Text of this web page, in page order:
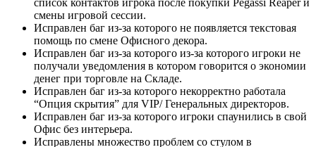
смены игровой сессии.
Исправлен баг из-за которого не появляется текстовая
помощь по смене Офисного декора.
Исправлен баг из-за которого из-за которого игроки не
получали уведомления в котором говорится о экономии
денег при торговле на Складе.
Исправлен баг из-за которого некорректно работала
“Опция скрытия” для VIP/ Генеральных директоров.
Исправлен баг из-за которого игроки спаунились в свой
Офис без интерьера.
Исправлены множество проблем со стулом в